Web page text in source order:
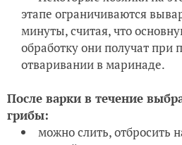
этапе ограничиваются
минуты, считая, что
обработку они получат
отваривании в маринаде.
После варки в течение
грибы:
можно слить, отбросить